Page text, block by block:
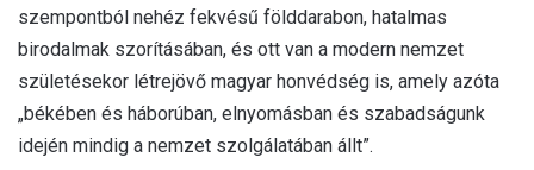
szempontból nehéz fekvésű földdarabon, hatalmas
birodalmak szorításában, és ott van a modern nemzet
születésekor létrejövő magyar honvédség is, amely azóta
„békében és háborúban, elnyomásban és szabadságunk
idején mindig a nemzet szolgálatában állt”.